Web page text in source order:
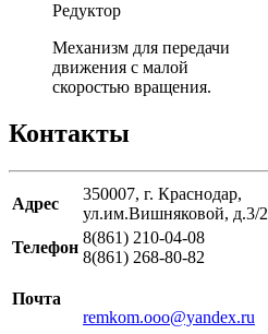
Редуктор
Механизм для передачи
движения с малой
скоростью вращения.
Контакты
Адрес
350007, г. Краснодар,
ул.им.Вишняковой, д.3/2
Телефон
8(861) 210-04-08
8(861) 268-80-82
Почта
remkom.ooo@yandex.ru